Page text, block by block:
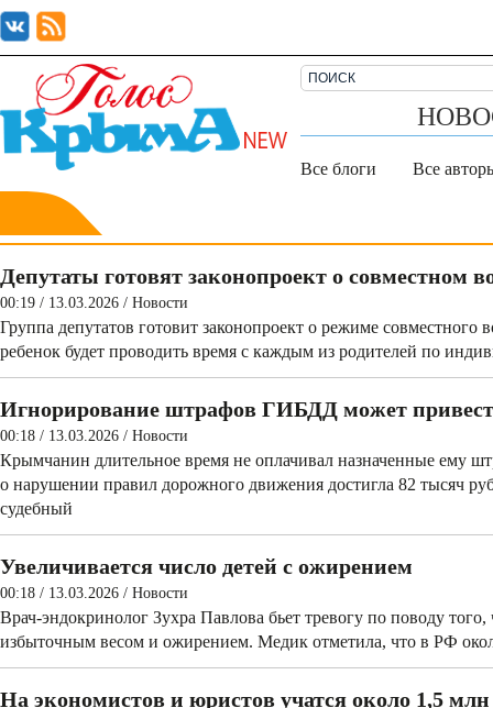
Все блоги Все
Депутаты готовят законопроект о совместном
00:19 / 13.03.2026 / Новости
Группа депутатов готовит законопроект о режиме совместного
ребенок будет проводить время с каждым из родителей по
Игнорирование штрафов ГИБДД может
00:18 / 13.03.2026 / Новости
Крымчанин длительное время не оплачивал назначенные ему
о нарушении правил дорожного движения достигла 82 тысяч
судебный
Увеличивается число детей с ожирением
00:18 / 13.03.2026 / Новости
Врач-эндокринолог Зухра Павлова бьет тревогу по поводу
избыточным весом и ожирением. Медик отметила, что в РФ
На экономистов и юристов учатся около 1,5 млн